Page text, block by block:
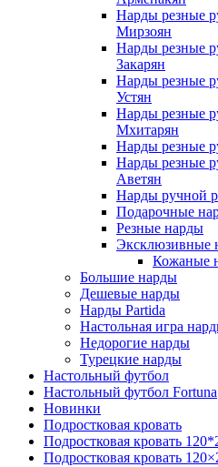
Нарды резные
Мирзоян
Нарды резные
Закарян
Нарды резные
Устян
Нарды резные
Мхитарян
Нарды резные
Нарды резные
Аветян
Нарды ручной
Подарочные
Резные нарды
Эксклюзивные
Кожаные
Большие нарды
Дешевые нарды
Нарды Partida
Настольная игра
Недорогие нарды
Турецкие нарды
Настольный футбол
Настольный футбол Fortuna
Новинки
Подростковая кровать
Подростковая кровать
Подростковая кровать